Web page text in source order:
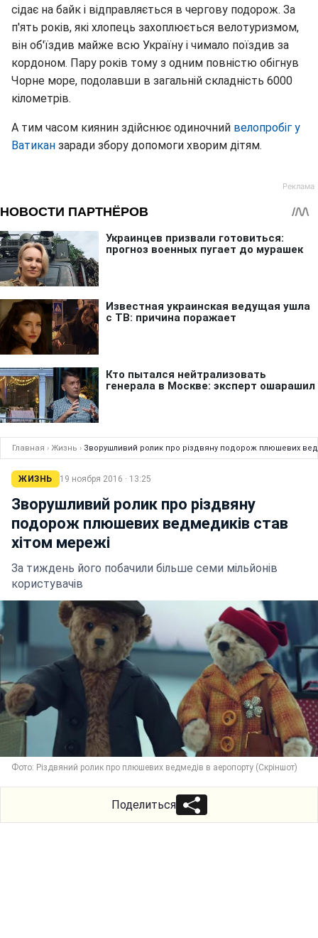
сідає на байк і відправляється в чергову подорож. За
п'ять років, які хлопець захоплюється велотуризмом,
він об'їздив майже всю Україну і чимало поїздив за
кордоном. Пару років тому з одним повністю обігнув
Чорне море, подолавши в загальній складність 6000
кілометрів.
А тим часом киянин здійснює одиночний велопробіг у
Ватикан заради збору допомоги хворим дітям.
Главная › Жизнь › Зворушливий ролик про різдвяну подорож плюшевих
ЖИЗНЬ 19 ноября 2016 · 13:25
Зворушливий ролик про різдвяну
подорож плюшевих ведмедиків став
хітом мережі
За тиждень його побачили більше семи мільйонів
користувачів
Фото: Різдвяний ролик про плюшевих ведмедів в аеропорту (Скріншот)
Поделиться